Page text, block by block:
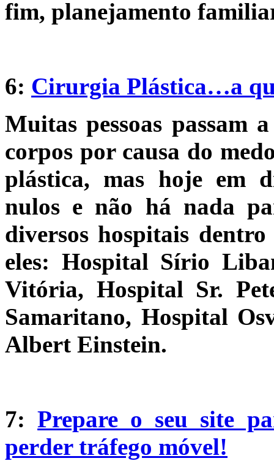
fim, planejamento
6: Cirurgia Plástica…a
Muitas pessoas passam
corpos por causa do
plástica, mas hoje em
nulos e não há nada
diversos hospitais
eles: Hospital Sírio
Vitória, Hospital Sr.
Samaritano, Hospital
Albert Einstein.
7:Prepare o seu site
perder tráfego móvel!